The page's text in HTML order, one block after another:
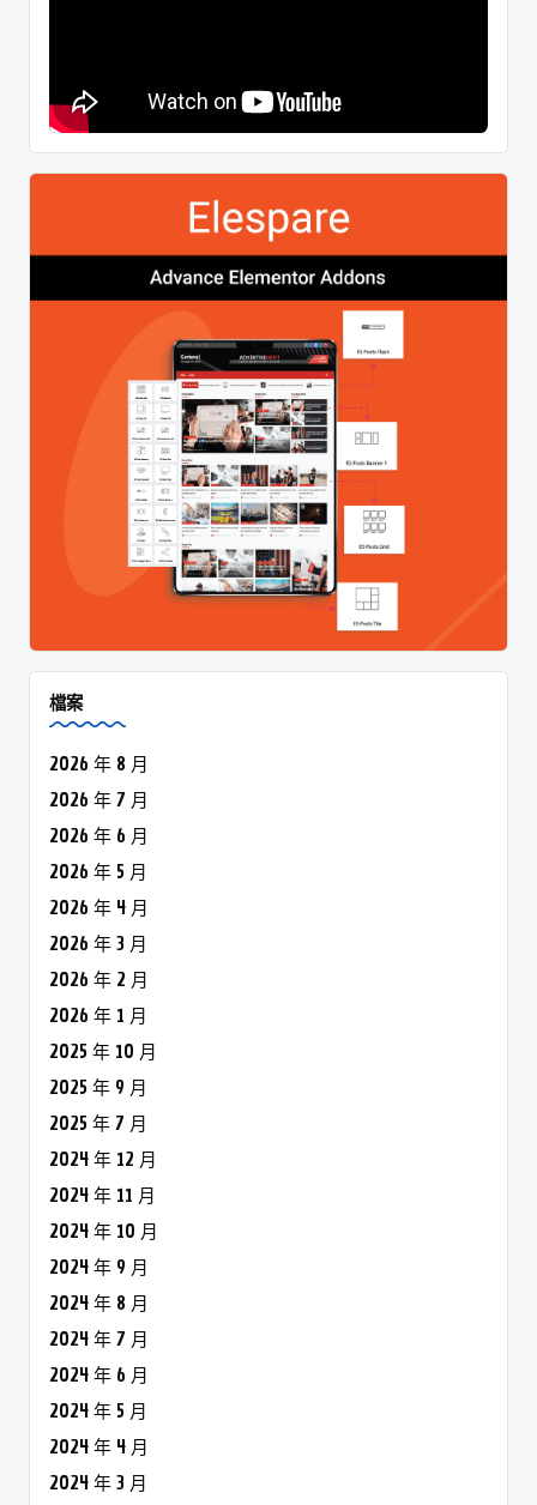
檔案
2026 年 8 月
2026 年 7 月
2026 年 6 月
2026 年 5 月
2026 年 4 月
2026 年 3 月
2026 年 2 月
2026 年 1 月
2025 年 10 月
2025 年 9 月
2025 年 7 月
2024 年 12 月
2024 年 11 月
2024 年 10 月
2024 年 9 月
2024 年 8 月
2024 年 7 月
2024 年 6 月
2024 年 5 月
2024 年 4 月
2024 年 3 月